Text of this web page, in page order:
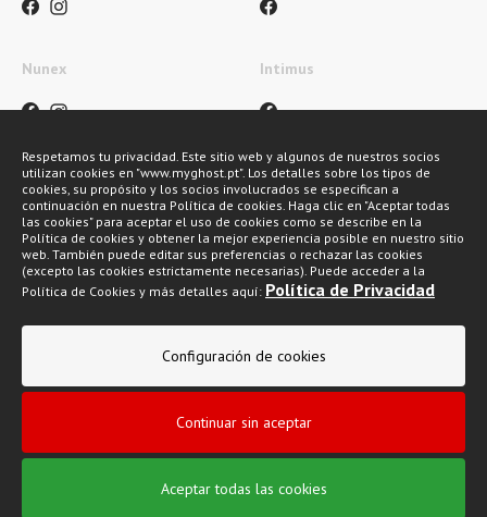
Nunex Intimus
Métodos de pagamento
My Ghost 2026 © Todos los derechos reservados
Libro de reclamaciones
Respetamos tu privacidad. Este sitio web y algunos de nuestros socios
utilizan cookies en "www.myghost.pt". Los detalles sobre los tipos de
cookies, su propósito y los socios involucrados se especifican a
continuación en nuestra Política de cookies. Haga clic en "Aceptar todas
las cookies" para aceptar el uso de cookies como se describe en la
Política de cookies y obtener la mejor experiencia posible en nuestro sitio
web. También puede editar sus preferencias o rechazar las cookies
(excepto las cookies estrictamente necesarias). Puede acceder a la
Política de Cookies y más detalles aquí: Política de Privacidad
Configuración de cookies
Continuar sin aceptar
Aceptar todas las cookies